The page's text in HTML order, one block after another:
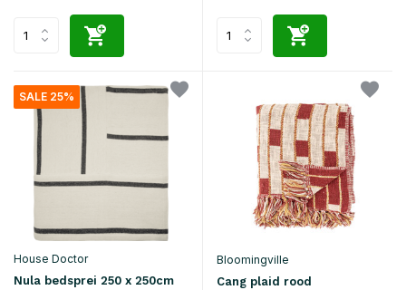
SALE 25%
House Doctor
Nula bedsprei 250 x 250cm
Bloomingville
Cang plaid rood